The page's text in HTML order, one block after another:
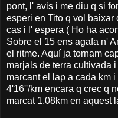
pont, l' avis i me diu q si
esperi en Tito q vol baixar
cas i l' espera ( Ho ha
Sobre el 15 ens agafa n'
el ritme. Aquí ja tornam
marjals de terra cultivada
marcant el lap a cada km
4'16''/km encara q crec q
marcat 1.08km en aquest